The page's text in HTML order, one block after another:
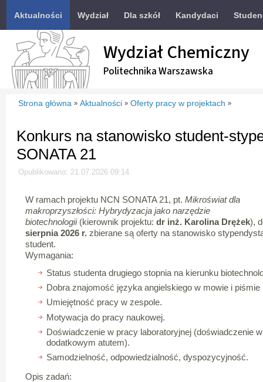
Aktualności Wydział Dla szkół Kandydaci
Wydział Chemiczny
Politechnika Warszawska
Strona główna » Aktualności » Oferty pracy w projektach »
Konkurs na stanowisko student-
SONATA 21
Opublikowano: 21.07.2026 09:14
W ramach projektu NCN SONATA 21, pt. Mikroświat dla
makroprzyszłości: Hybrydyzacja jako narzędzie
biotechnologii(kierownik projektu: dr inż. Karolina Drężek),
sierpnia 2026 r.zbierane są oferty na stanowisko
student.
Wymagania:
Status studenta drugiego stopnia na kierunku
Dobra znajomość języka angielskiego w mowie i piśmie
Umiejętność pracy w zespole.
Motywacja do pracy naukowej.
Doświadczenie w pracy laboratoryjnej (doświadczenie
dodatkowym atutem).
Samodzielność, odpowiedzialność, dyspozycyjność.
Opis zadań: